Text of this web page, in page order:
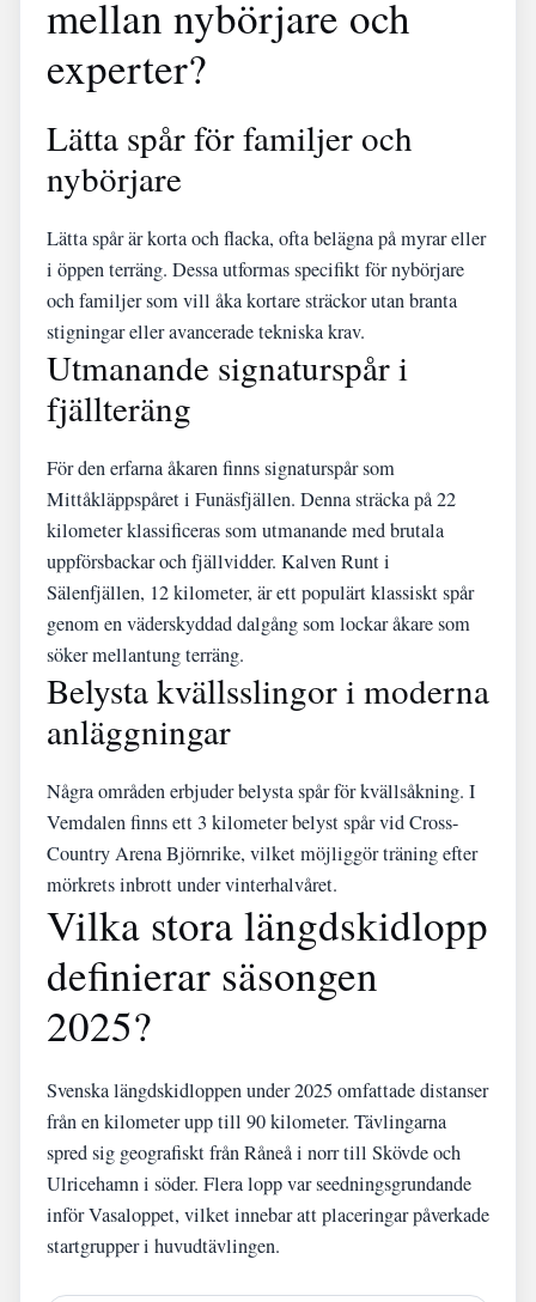
mellan nybörjare och
experter?
Lätta spår för familjer och
nybörjare
Lätta spår är korta och flacka, ofta belägna på myrar eller
i öppen terräng. Dessa utformas specifikt för nybörjare
och familjer som vill åka kortare sträckor utan branta
stigningar eller avancerade tekniska krav.
Utmanande signaturspår i
fjällteräng
För den erfarna åkaren finns signaturspår som
Mittåkläppspåret i Funäsfjällen. Denna sträcka på 22
kilometer klassificeras som utmanande med brutala
uppförsbackar och fjällvidder. Kalven Runt i
Sälenfjällen, 12 kilometer, är ett populärt klassiskt spår
genom en väderskyddad dalgång som lockar åkare som
söker mellantung terräng.
Belysta kvällsslingor i moderna
anläggningar
Några områden erbjuder belysta spår för kvällsåkning. I
Vemdalen finns ett 3 kilometer belyst spår vid Cross-
Country Arena Björnrike, vilket möjliggör träning efter
mörkrets inbrott under vinterhalvåret.
Vilka stora längdskidlopp
definierar säsongen
2025?
Svenska längdskidloppen under 2025 omfattade distanser
från en kilometer upp till 90 kilometer. Tävlingarna
spred sig geografiskt från Råneå i norr till Skövde och
Ulricehamn i söder. Flera lopp var seedningsgrundande
inför Vasaloppet, vilket innebar att placeringar påverkade
startgrupper i huvudtävlingen.